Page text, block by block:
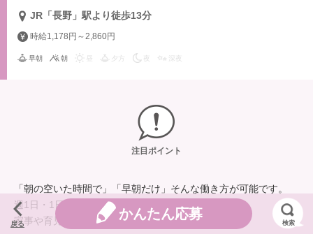
JR「長野」駅より徒歩13分
時給1,178円～2,860円
早朝 朝 夕方 夜 深夜
注目ポイント
「朝の空いた時間で」「早朝だけ」そんな働き方が可能です。
週1日・1日30分から勤務OK。
家事や育児の合間を有効活用しませんか？
戻る
かんたん応募
検索